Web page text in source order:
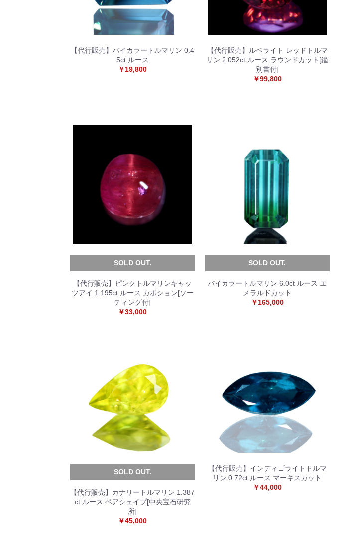
【代行販売】バイカラートルマリン 0.4
5ct ルース
￥19,800
【代行販売】ルベライト レッドトルマ
リン 2.052ct ルース ラウンドカット[鑑
別書付]
￥99,800
SOLD OUT.
【代行販売】ピンクトルマリンキャッ
ツアイ 1.195ct ルース カボション[ソー
ティング付]
￥33,000
SOLD OUT.
バイカラートルマリン 6.0ct ルース エ
メラルドカット
￥165,000
SOLD OUT.
【代行販売】カナリートルマリン 1.387
ct ルース ペアシェイプ[中央宝石研究
所]
￥45,000
【代行販売】インディゴライトトルマ
リン 0.72ct ルース マーキスカット
￥44,000